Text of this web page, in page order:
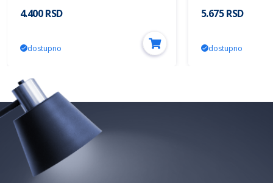
4.400 RSD
dostupno
5.675 RSD
dostupno